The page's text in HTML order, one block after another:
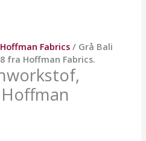
Hoffman Fabrics / Grå Bali
fra Hoffman Fabrics.
kan
kan
kan